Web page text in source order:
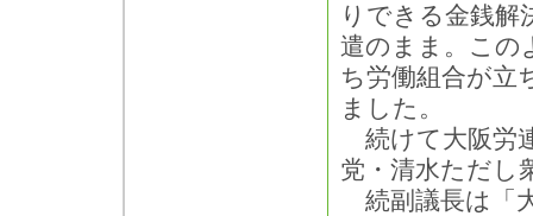
りできる金銭解
遣のまま。この
ち労働組合が立
ました。
続けて大阪労
党・清水ただし
続副議長は「